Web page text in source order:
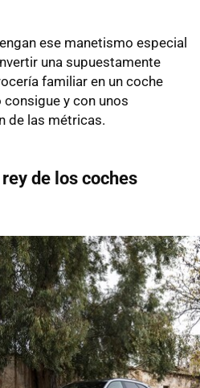
ese manetismo especial
una supuestamente
familiar en un coche
consigue y con unos
de las métricas.
de los coches